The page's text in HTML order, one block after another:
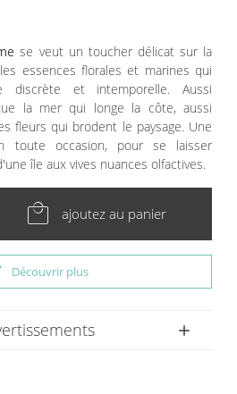
se veut un toucher délicat sur la
essences florales et marines qui
discrète et intemporelle. Aussi
la mer qui longe la côte, aussi
fleurs qui brodent le paysage. Une
toute occasion, pour se laisser
île aux vives nuances olfactives.
local_mall ajoutez au panier
Découvrir plus